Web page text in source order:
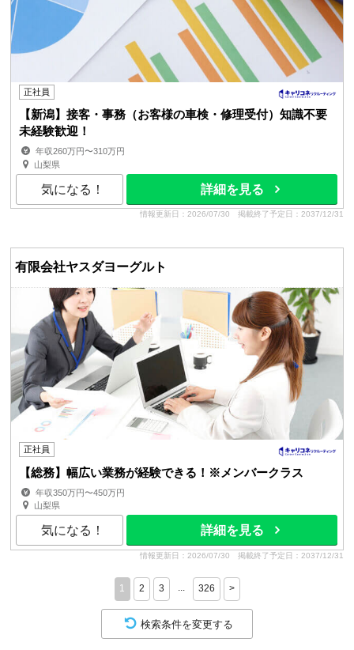
正社員
【新潟】接客・事務（お客様の車検・修理受付）知識不要
未経験歓迎！
年収260万円〜310万円
山梨県
気になる！ 詳細を見る
情報更新日：2026/07/30 掲載終了予定日：2037/12/31
有限会社ヤスダヨーグルト
正社員
【総務】幅広い業務が経験できる！※メンバークラス
年収350万円〜450万円
山梨県
気になる！ 詳細を見る
情報更新日：2026/07/30 掲載終了予定日：2037/12/31
1 2 3 ... 326 >
検索条件を変更する